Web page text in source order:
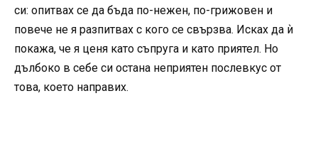
си: опитвах се да бъда по-нежен, по-грижовен и
повече не я разпитвах с кого се свързва. Исках да ѝ
покажа, че я ценя като съпруга и като приятел. Но
дълбоко в себе си остана неприятен послевкус от
това, което направих.